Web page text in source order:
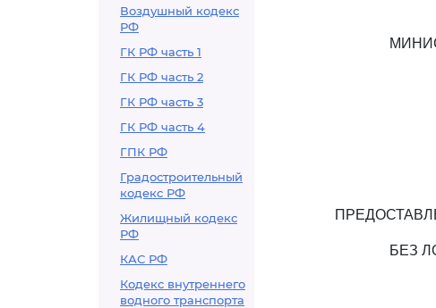
Воздушный кодекс
РФ
ГК РФ часть 1
ГК РФ часть 2
ГК РФ часть 3
ГК РФ часть 4
ГПК РФ
Градостроительный
кодекс РФ
Жилищный кодекс
РФ
КАС РФ
Кодекс внутреннего
водного транспорта
БЕЗ